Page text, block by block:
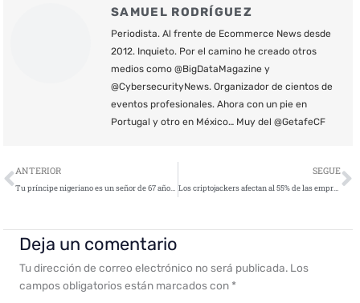
SAMUEL RODRÍGUEZ
Periodista. Al frente de Ecommerce News desde
2012. Inquieto. Por el camino he creado otros
medios como @BigDataMagazine y
@CybersecurityNews. Organizador de cientos de
eventos profesionales. Ahora con un pie en
Portugal y otro en México… Muy del @GetafeCF
Ant
ANTERIOR
Tu príncipe nigeriano es un señor de 67 años de Louisiana
SEGUE
Los criptojackers afectan al 55% de las empresas del mundo
Deja un comentario
Tu dirección de correo electrónico no será publicada. Los
campos obligatorios están marcados con *